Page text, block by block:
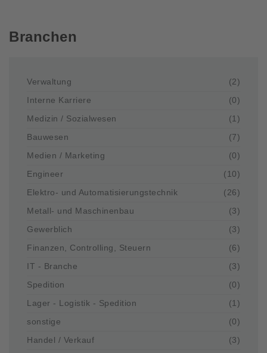
Branchen
Verwaltung
(2)
Interne Karriere
(0)
Medizin / Sozialwesen
(1)
Bauwesen
(7)
Medien / Marketing
(0)
Engineer
(10)
Elektro- und Automatisierungstechnik
(26)
Metall- und Maschinenbau
(3)
Gewerblich
(3)
Finanzen, Controlling, Steuern
(6)
IT - Branche
(3)
Spedition
(0)
Lager - Logistik - Spedition
(1)
sonstige
(0)
Handel / Verkauf
(3)